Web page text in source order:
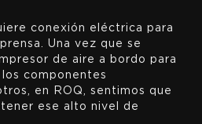
conexión eléctrica para
Una vez que se
de aire a bordo para
componentes
en ROQ, sentimos que
ese alto nivel de